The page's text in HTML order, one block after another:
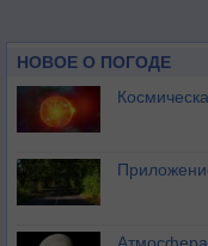
НОВОЕ О ПОГОДЕ